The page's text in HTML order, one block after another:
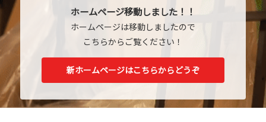
ホームページ移動しました！！
ホームページは移動しましたので
こちらからご覧ください！
新ホームページはこちらからどうぞ